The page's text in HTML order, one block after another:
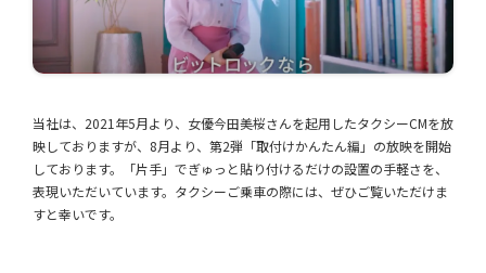
当社は、2021年5月より、女優今田美桜さんを起用したタクシーCMを放
映しておりますが、8月より、第2弾「取付けかんたん編」の放映を開始
しております。「片手」でぎゅっと貼り付けるだけの設置の手軽さを、
表現いただいています。タクシーご乗車の際には、ぜひご覧いただけま
すと幸いです。